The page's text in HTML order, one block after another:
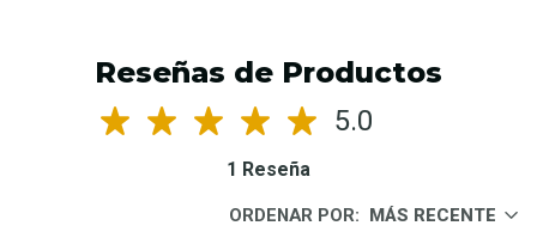
Reseñas de Productos
5.0
1 Reseña
ORDENAR POR: MÁS RECENTE